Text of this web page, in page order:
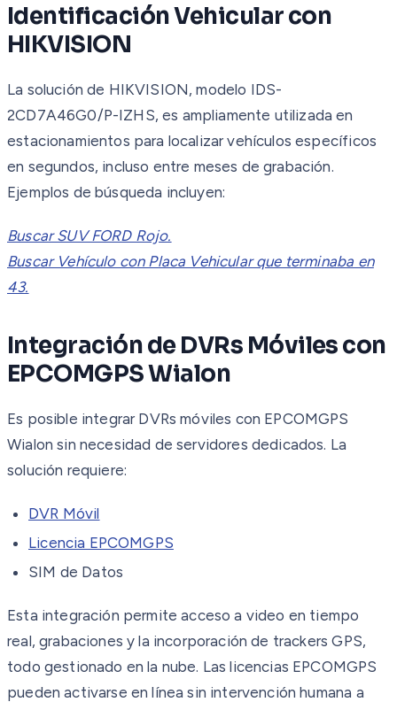
Identificación Vehicular con
HIKVISION
La solución de HIKVISION, modelo IDS-
2CD7A46G0/P-IZHS, es ampliamente utilizada en
estacionamientos para localizar vehículos específicos
en segundos, incluso entre meses de grabación.
Ejemplos de búsqueda incluyen:
Buscar SUV FORD Rojo.
Buscar Vehículo con Placa Vehicular que terminaba en
43.
Integración de DVRs Móviles con
EPCOMGPS Wialon
Es posible integrar DVRs móviles con EPCOMGPS
Wialon sin necesidad de servidores dedicados. La
solución requiere:
DVR Móvil
Licencia EPCOMGPS
SIM de Datos
Esta integración permite acceso a video en tiempo
real, grabaciones y la incorporación de trackers GPS,
todo gestionado en la nube. Las licencias EPCOMGPS
pueden activarse en línea sin intervención humana a